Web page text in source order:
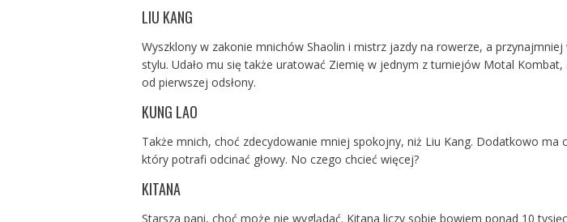
LIU KANG
Wyszklony w zakonie mnichów Shaolin i mistrz jazdy na rowerze, a przynajmniej
stylu. Udało mu się także uratować Ziemię w jednym z turniejów Motal Kombat,
od pierwszej odsłony.
KUNG LAO
Także mnich, choć zdecydowanie mniej spokojny, niż Liu Kang. Dodatkowo ma
który potrafi odcinać głowy. No czego chcieć więcej?
KITANA
Starsza pani, choć może nie wyglądać. Kitana liczy sobie bowiem ponad 10